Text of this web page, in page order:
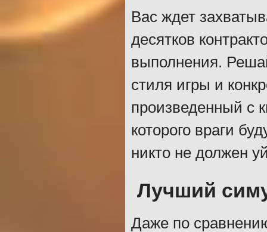
Вас ждет
десятков
выполнения.
стиля игры и
произведенный с
которого враги
никто не должен
Лучший
Даже по